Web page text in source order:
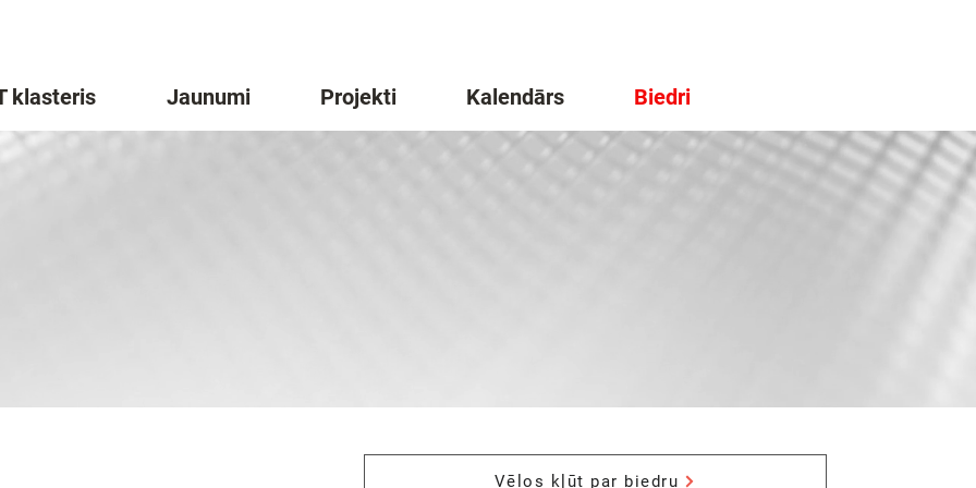
klasteris Jaunumi Projekti Kalendārs Biedri
Vēlos kļūt par biedru